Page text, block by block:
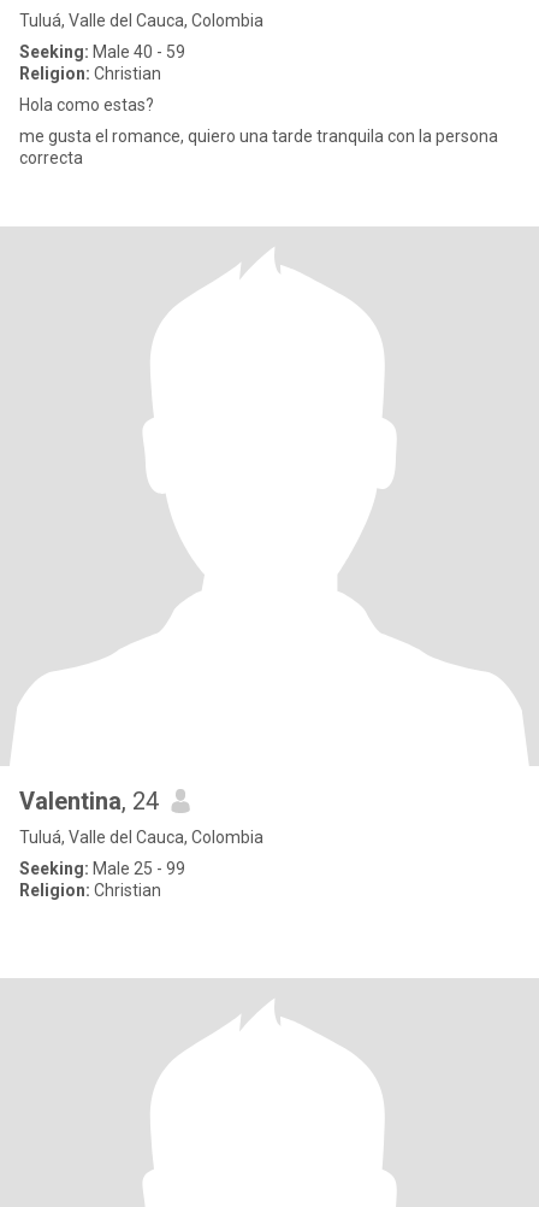
Tuluá, Valle del Cauca, Colombia
Seeking: Male 40 - 59
Religion: Christian
Hola como estas?
me gusta el romance, quiero una tarde tranquila con la persona
correcta
Valentina, 24
Tuluá, Valle del Cauca, Colombia
Seeking: Male 25 - 99
Religion: Christian